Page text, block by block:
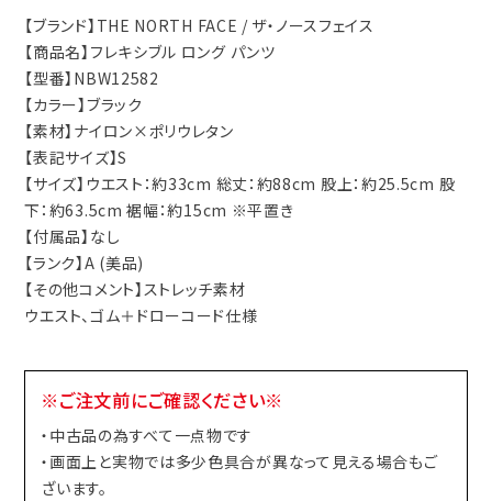
【ブランド】THE NORTH FACE / ザ・ノースフェイス
【商品名】フレキシブル ロング パンツ
【型番】NBW12582
【カラー】ブラック
【素材】ナイロン×ポリウレタン
【表記サイズ】S
【サイズ】ウエスト：約33cm 総丈：約88cm 股上：約25.5cm 股
下：約63.5cm 裾幅：約15cm ※平置き
【付属品】なし
【ランク】A (美品)
【その他コメント】ストレッチ素材
ウエスト、ゴム＋ドローコード仕様
※ご注文前にご確認ください※
・中古品の為すべて一点物です
・画面上と実物では多少色具合が異なって見える場合もご
ざいます。